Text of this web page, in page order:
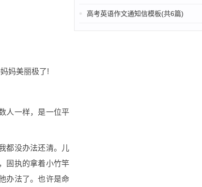
妈美丽极了!
人一样，是一位平
都没办法还清。儿
固执的拿着小竹竿
办法了。也许是命
高考英语作文通知信模板(共6篇)